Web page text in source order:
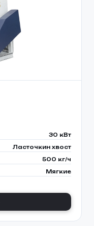
30 кВт
Ласточкин хвост
500 кг/ч
Мягкие